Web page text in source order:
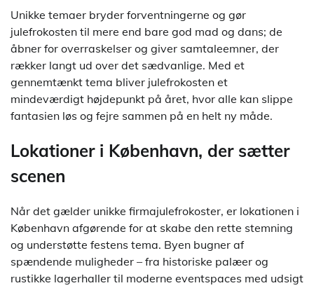
Unikke temaer bryder forventningerne og gør
julefrokosten til mere end bare god mad og dans; de
åbner for overraskelser og giver samtaleemner, der
rækker langt ud over det sædvanlige. Med et
gennemtænkt tema bliver julefrokosten et
mindeværdigt højdepunkt på året, hvor alle kan slippe
fantasien løs og fejre sammen på en helt ny måde.
Lokationer i København, der sætter
scenen
Når det gælder unikke firmajulefrokoster, er lokationen i
København afgørende for at skabe den rette stemning
og understøtte festens tema. Byen bugner af
spændende muligheder – fra historiske palæer og
rustikke lagerhaller til moderne eventspaces med udsigt